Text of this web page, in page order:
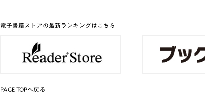
電子書籍ストアの最新ランキングはこちら
PAGE TOPへ戻る